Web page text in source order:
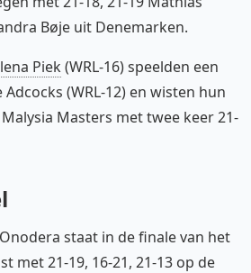
Bøje uit Denemarken.
Piek(WRL-16) speelden een
(WRL-12) en wisten hun
Masters met twee keer 21-
staat in de finale van het
met 21-19, 16-21, 21-13 op de